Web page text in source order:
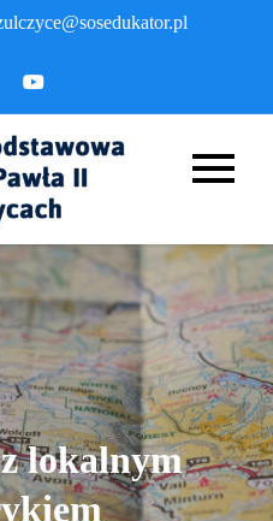
im. Jana
Pawła II
lokalnym